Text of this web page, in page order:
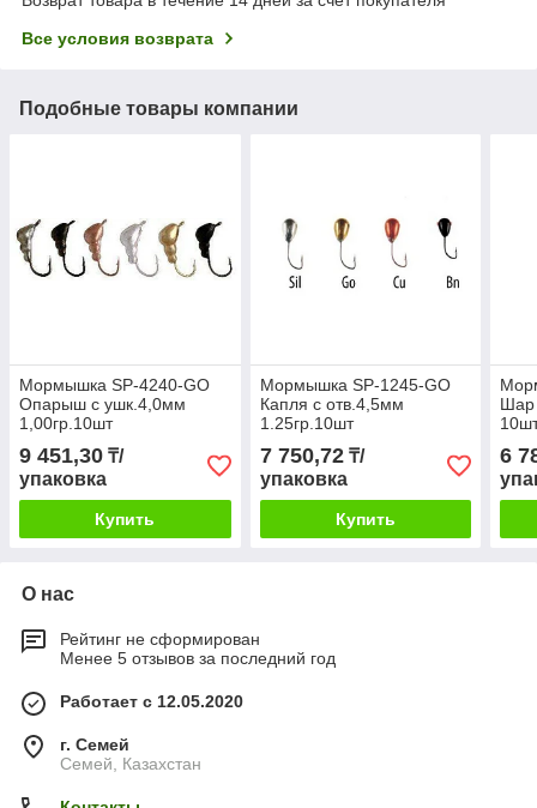
Все условия возврата
Подобные товары компании
Мормышка SP-4240-GO
Oпарыш с ушк.4,0мм
1,00гр.10шт
9 451,30 ₸/
упаковка
Купить
Мормышка SP-1245-GO
Капля с отв.4,5мм
1.25гр.10шт
7 750,72₸/
упаковка
Купить
Шар
6
О нас
Рейтинг не сформирован
Менее 5 отзывов за последний год
Работает с 12.05.2020
г. Семей
Семей, Казахстан